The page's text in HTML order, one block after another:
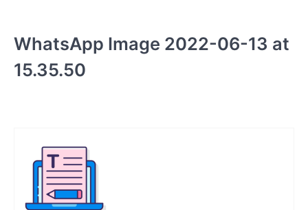
WhatsApp Image 2022-06-13 at
15.35.50